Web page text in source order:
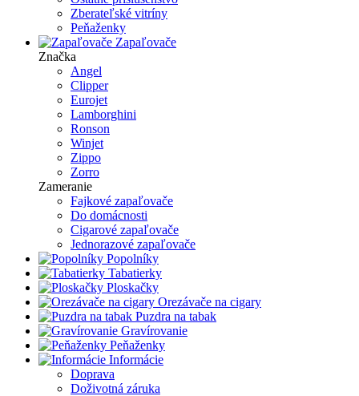
Zberateľské vitríny
Peňaženky
Zapaľovače
Značka
Angel
Clipper
Eurojet
Lamborghini
Ronson
Winjet
Zippo
Zorro
Zameranie
Fajkové zapaľovače
Do domácnosti
Cigarové zapaľovače
Jednorazové zapaľovače
Popolníky
Tabatierky
Ploskačky
Orezávače na cigary
Puzdra na tabak
Gravírovanie
Peňaženky
Informácie
Doprava
Doživotná záruka